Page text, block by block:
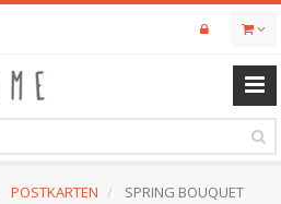
POSTKARTEN SPRING BOUQUET